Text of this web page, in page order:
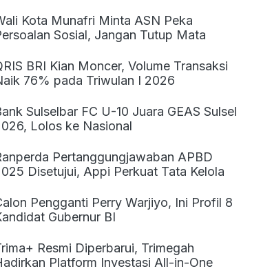
Kota Munafri Minta ASN Peka
Sosial, Jangan Tutup Mata
BRI Kian Moncer, Volume Transaksi
76% pada Triwulan I 2026
Sulselbar FC U-10 Juara GEAS Sulsel
Lolos ke Nasional
Pertanggungjawaban APBD
Disetujui, Appi Perkuat Tata Kelola
Pengganti Perry Warjiyo, Ini Profil 8
Gubernur BI
Resmi Diperbarui, Trimegah
Platform Investasi All-in-One